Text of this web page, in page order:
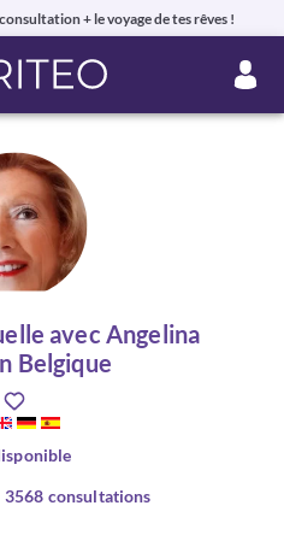
+ le voyage de tes rêves !
avec Angelina
Belgique
3568 consultations